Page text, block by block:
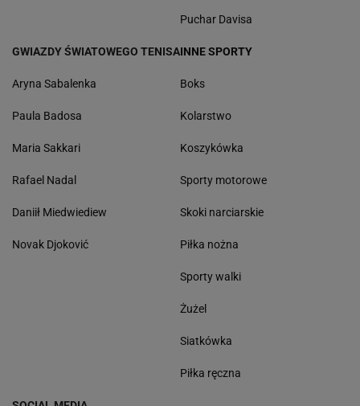
Puchar Davisa
GWIAZDY ŚWIATOWEGO TENISA
Aryna Sabalenka
Paula Badosa
Maria Sakkari
Rafael Nadal
Daniił Miedwiediew
Novak Djoković
INNE SPORTY
Boks
Kolarstwo
Koszykówka
Sporty motorowe
Skoki narciarskie
Piłka nożna
Sporty walki
Żużel
Siatkówka
Piłka ręczna